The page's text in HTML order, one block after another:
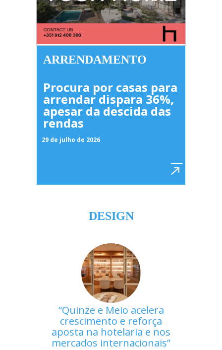
ARRENDAMENTO
Procura por casas para
arrendar dispara 36%,
apesar da descida das
rendas
29 de julho de 2026
DESIGN
Quinze e Meio acelera
crescimento e reforça
aposta na hotelaria e nos
mercados internacionais